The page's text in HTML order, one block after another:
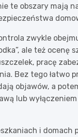
te obszary mają
zwykle
ale też ocenę
pracę
Bez tego łatwo
objawów, a
lub
i domach